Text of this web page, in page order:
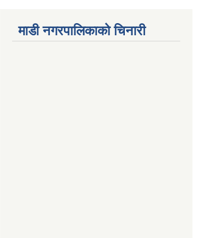
माडी नगरपालिकाको चिनारी